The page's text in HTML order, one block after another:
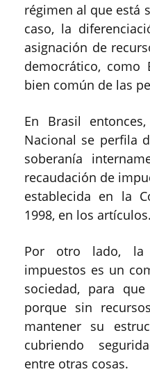
régimen al que está
caso, la
asignación de
democrático, como
bien común de las
En Brasil
Nacional se perfila
soberanía
recaudación de
establecida en la
1998, en los
Por otro lado, la
impuestos es un
sociedad, para
porque sin
mantener su
cubriendo
entre otras cosas.